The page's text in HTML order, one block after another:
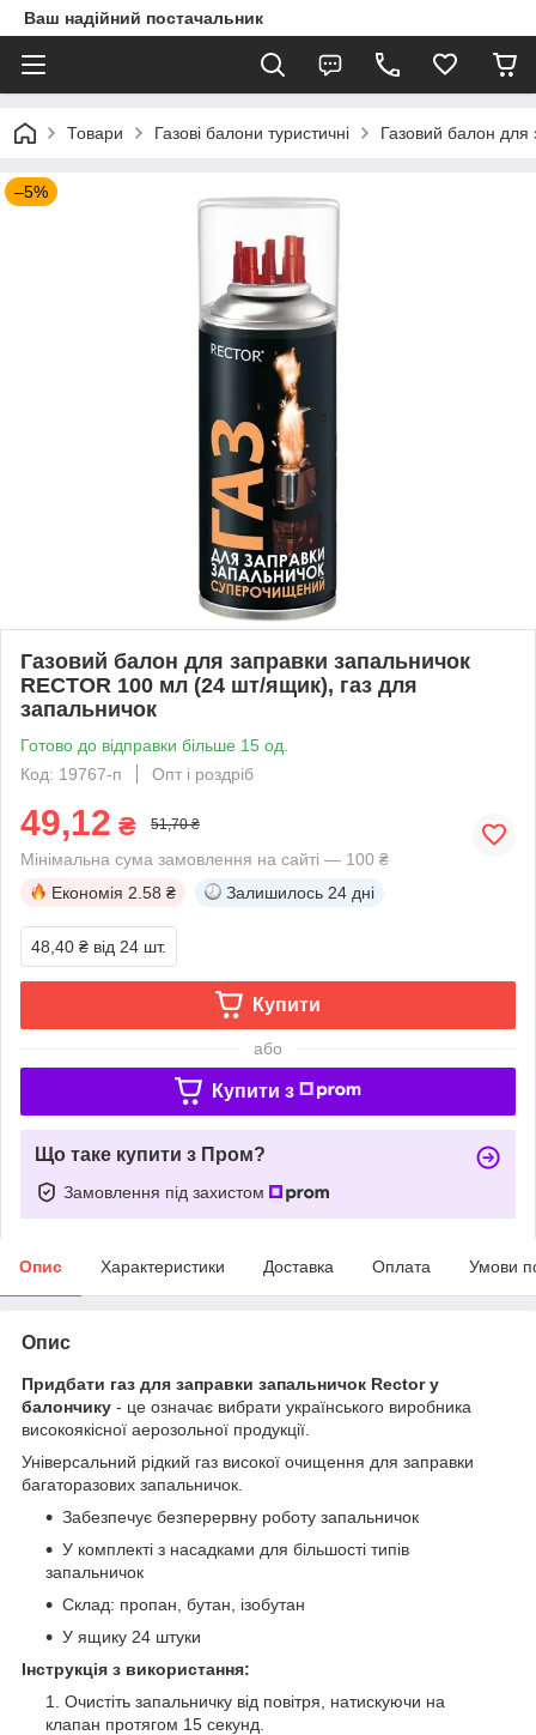
Ваш надійний постачальник
Товари Газові балони туристичні Газовий балон для
–5%
Газовий балон для заправки запальничок
RECTOR 100 мл (24 шт/ящик), газ для
запальничок
Готово до відправки більше 15 од.
Код: 19767-п
Опт і роздріб
49,12 ₴ 51,70 ₴
Мінімальна сума замовлення на сайті — 100 ₴
Економія 2.58 ₴ Залишилось 24 дні
48,40 ₴ від 24 шт.
Купити
або
Купити з
Що таке купити з Пром?
Замовлення під захистом
Опис Характеристики Доставка Оплата Умови
Опис
Придбати газ для заправки запальничок Rector у
балончику - це означає вибрати українського виробника
високоякісної аерозольної продукції.
Універсальний рідкий газ високої очищення для заправки
багаторазових запальничок.
Забезпечує безперервну роботу запальничок
У комплекті з насадками для більшості типів
запальничок
Склад: пропан, бутан, ізобутан
У ящику 24 штуки
Інструкція з використання:
Очистіть запальничку від повітря, натискуючи на
клапан протягом 15 секунд.